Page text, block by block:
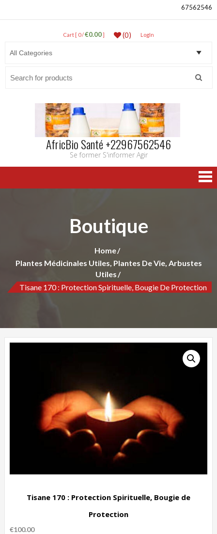
67562546
Cart [ 0 /€0.00] (0) LogIn
AfricBio Santé +22967562546
Se former S'informer Agir
Boutique
Home
Plantes Médicinales Utiles, Plantes De Vie, Arbustes
Utiles
Tisane 170 : Protection Spirituelle, Bougie De Protection
Tisane 170 : Protection Spirituelle, Bougie de
Protection
€100.00